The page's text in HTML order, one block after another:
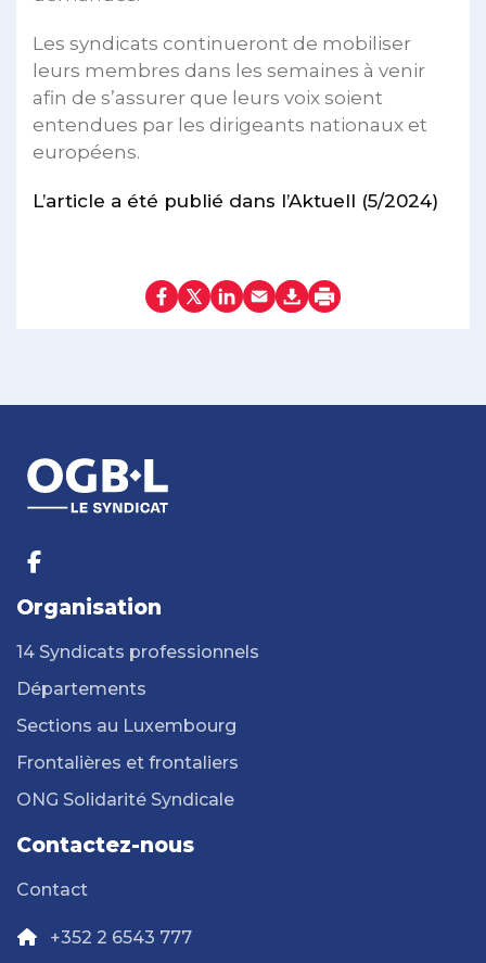
Les syndicats continueront de mobiliser
leurs membres dans les semaines à venir
afin de s’assurer que leurs voix soient
entendues par les dirigeants nationaux et
européens.
L’article a été publié dans l’Aktuell (5/2024)
Organisation
14 Syndicats professionnels
Départements
Sections au Luxembourg
Frontalières et frontaliers
ONG Solidarité Syndicale
Contactez-nous
Contact
+352 2 6543 777